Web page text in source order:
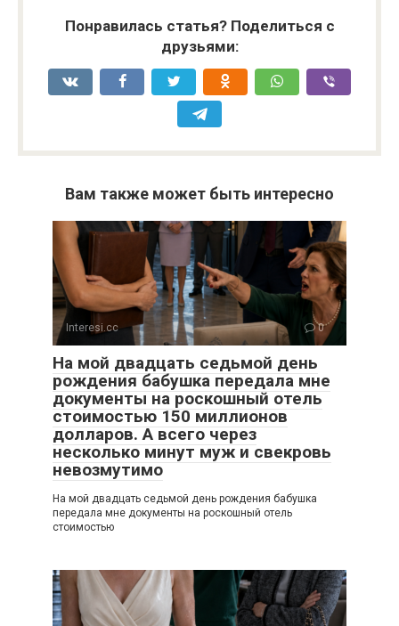
Понравилась статья? Поделиться с
друзьями:
Вам также может быть интересно
Interesi.cc 0
На мой двадцать седьмой день
рождения бабушка передала мне
документы на роскошный отель
стоимостью 150 миллионов
долларов. А всего через
несколько минут муж и свекровь
невозмутимо
На мой двадцать седьмой день рождения бабушка
передала мне документы на роскошный отель
стоимостью